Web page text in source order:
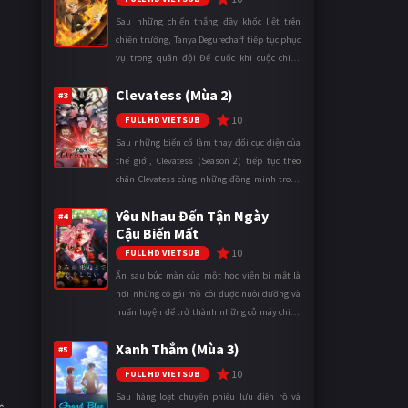
Sau những chiến thắng đầy khốc liệt trên
chiến trường, Tanya Degurechaff tiếp tục phục
vụ trong quân đội Đế quốc khi cuộc chiến
mặt trận. Dù sở hữu tài năn ...
#3 Clevatess (Mùa 2)
FULL HD VIETSUB 10
Sau những biến cố làm thay đổi cục diện của
thế giới, Clevatess (Season 2) tiếp tục theo
chân Clevatess cùng những đồng minh trong
loại đến bờ vực diệ ...
#4
Yêu Nhau Đến Tận Ngày
Cậu Biến Mất
FULL HD VIETSUB 10
Ẩn sau bức màn của một học viện bí mật là
nơi những cô gái mồ côi được nuôi dưỡng và
huấn luyện để trở thành những cỗ máy chiến
được xem là điều hiển nh ...
#5 Xanh Thẳm (Mùa 3)
FULL HD VIETSUB 10
Sau hàng loạt chuyến phiêu lưu điên rồ và